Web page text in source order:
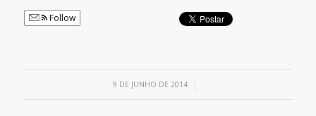
Follow
9 DE JUNHO DE 2014
/